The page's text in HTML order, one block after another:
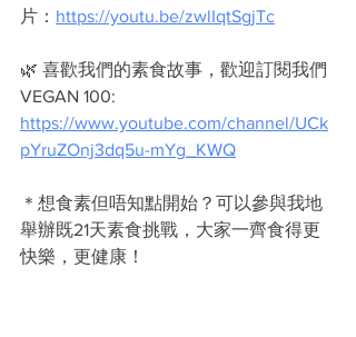
片： https://youtu.be/zwlIqtSgjTc
🌿 喜歡我們的素食故事，歡迎訂閱我們​
VEGAN 100​:
https://www.youtube.com/channel/UCk
pYruZOnj3dq5u-mYg_KWQ
＊想食素但唔知點開始？可以參與我地
舉辦既21天素食挑戰，大家一齊食得更
快樂，更健康！